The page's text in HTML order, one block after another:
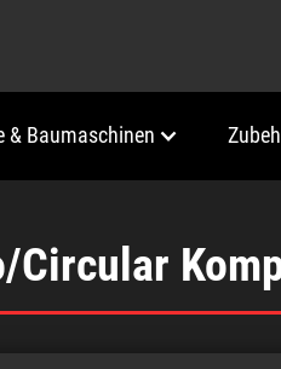
& Baumaschinen
Circular